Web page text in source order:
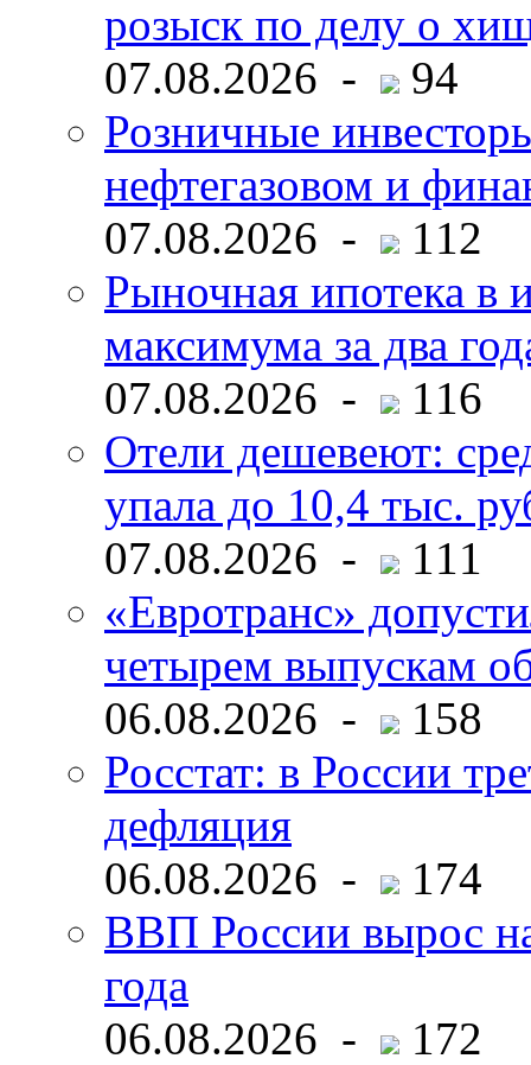
розыск по делу о
07.08.2026 -
94
Розничные
нефтегазовом и
07.08.2026 -
112
Рыночная ипотека в
максимума за два
07.08.2026 -
116
Отели дешевеют:
упала до 10,4 тыс.
07.08.2026 -
111
«Евротранс»
четырем выпускам
06.08.2026 -
158
Росстат: в России
дефляция
06.08.2026 -
174
ВВП России вырос
года
06.08.2026 -
172